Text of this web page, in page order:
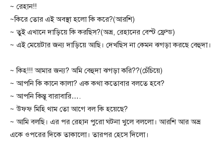
~ রেহান!!
~কিরে তোর এই অবস্থা হলো কি করে?(আরশি)
~ তুই এখানে দাড়িয়ে কি করছিস?(অভ্র, রেহানের বেস্ট ফ্রেন্ড)
~ এই মেয়েটার জন্য দাড়িয়ে আছি। দেখছিস না কেমন ঝগড়া করছে বেহুদা।
~ কিহ!!! আমার জন্য? অমি বেহুদা ঝগড়া করি??(চেঁচিয়ে)
~ আপনি কি কানে কালা? এক কথা কতোবার বলতে হবে?
~ আপনি কিন্তূ বারাবারি….
~ উফফ মিহি থাম তো আগে বল কি হয়েছে?
~ আমি বলছি। এর পর রেহান পুরো ঘটনা খুলে বললো। আরশি আর অভ্র
একে ওপরের দিকে তাকালো। তারপর হেসে দিলো।